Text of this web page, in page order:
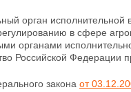
орган исполнительной
в сфере
органами
Российской Федерации
закона от